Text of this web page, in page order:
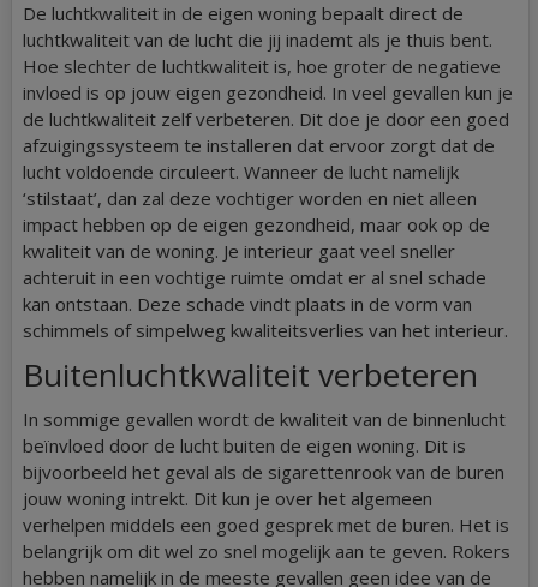
De luchtkwaliteit in de eigen woning bepaalt direct de
luchtkwaliteit van de lucht die jij inademt als je thuis bent.
Hoe slechter de luchtkwaliteit is, hoe groter de negatieve
invloed is op jouw eigen gezondheid. In veel gevallen kun je
de luchtkwaliteit zelf verbeteren. Dit doe je door een goed
afzuigingssysteem te installeren dat ervoor zorgt dat de
lucht voldoende circuleert. Wanneer de lucht namelijk
‘stilstaat’, dan zal deze vochtiger worden en niet alleen
impact hebben op de eigen gezondheid, maar ook op de
kwaliteit van de woning. Je interieur gaat veel sneller
achteruit in een vochtige ruimte omdat er al snel schade
kan ontstaan. Deze schade vindt plaats in de vorm van
schimmels of simpelweg kwaliteitsverlies van het interieur.
Buitenluchtkwaliteit verbeteren
In sommige gevallen wordt de kwaliteit van de binnenlucht
beïnvloed door de lucht buiten de eigen woning. Dit is
bijvoorbeeld het geval als de sigarettenrook van de buren
jouw woning intrekt. Dit kun je over het algemeen
verhelpen middels een goed gesprek met de buren. Het is
belangrijk om dit wel zo snel mogelijk aan te geven. Rokers
hebben namelijk in de meeste gevallen geen idee van de